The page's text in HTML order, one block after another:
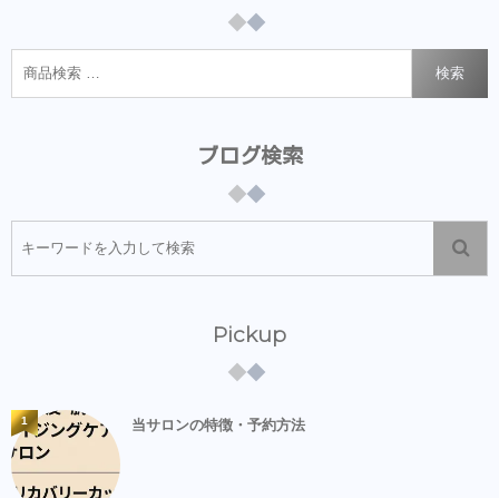
検索
ブログ検索
Pickup
当サロンの特徴・予約方法
1